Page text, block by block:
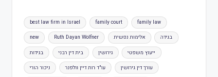
best law firm in Israel family court family law
new Ruth Dayan Wolfner אלימות נפשית בגידה
בגידות בית דין רבני גירושין ייעוץ משפטי
ניכור הורי עו"ד רות דיין וולפנר עורך דין גירושין